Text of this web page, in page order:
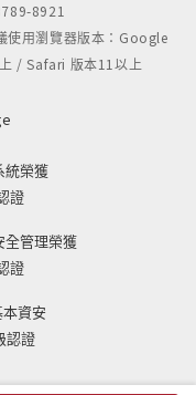
8921
使用瀏覽器版本：Google
/ Safari 版本11以上
統榮獲
證
全管理榮獲
證
資安
認證